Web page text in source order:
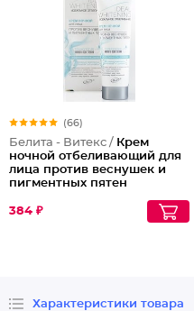
(66)
Белита - Витекс / Крем
ночной отбеливающий для
лица против веснушек и
пигментных пятен
384 ₽
Характеристики товара